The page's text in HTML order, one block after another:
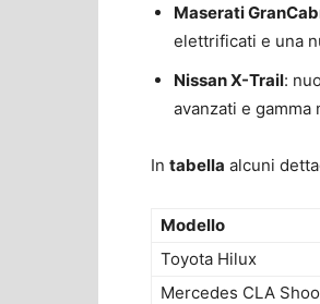
Maserati
elettrificati e una
Nissan X-Trail:
avanzati e
In tabella alcuni
Modello
Toyota Hilux
Mercedes CLA